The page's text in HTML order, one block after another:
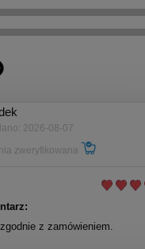
2026-08-07
zweryfikowana
z zamówieniem.